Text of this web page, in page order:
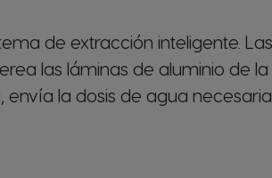
de extracción inteligente.
las láminas de aluminio de
envía la dosis de agua